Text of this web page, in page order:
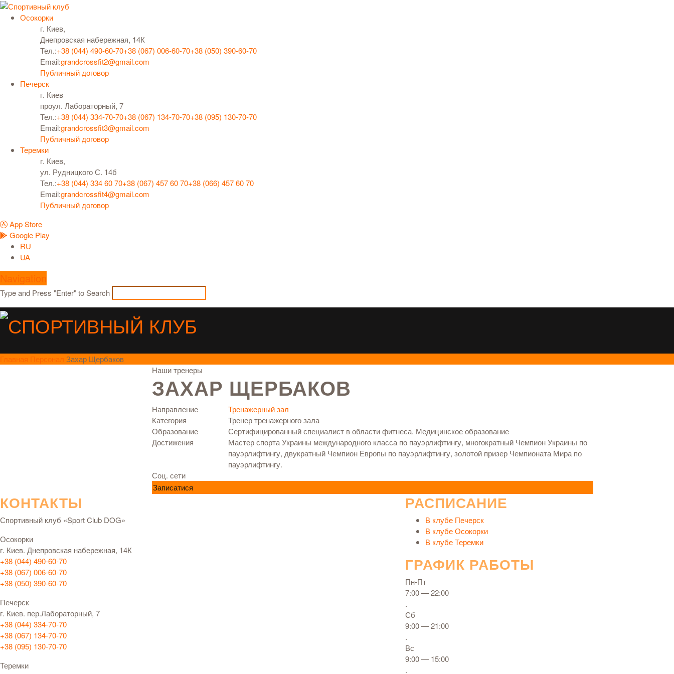
Осокорки
г. Киев,
Днепровская набережная, 14К
Тел.:+38 (044) 490-60-70+38 (067) 006-60-70+38 (050) 390-60-70
Email:grandcrossfit2@gmail.com
Публичный договор
Печерск
г. Киев
проул. Лабораторный, 7
Тел.:+38 (044) 334-70-70+38 (067) 134-70-70+38 (095) 130-70-70
Email:grandcrossfit3@gmail.com
Публичный договор
Теремки
г. Киев,
ул. Рудницкого С. 14б
Тел.:+38 (044) 334 60 70+38 (067) 457 60 70+38 (066) 457 60 70
Email:grandcrossfit4@gmail.com
Публичный договор
App Store
Google Play
RU
UA
Navigation
Type and Press "Enter" to Search
Главная Персонал Захар Щербаков
Наши тренеры
ЗАХАР ЩЕРБАКОВ
Направление
Тренажерный зал
Категория
Тренер тренажерного зала
Образование
Сертифицированный специалист в области фитнеса. Медицинское образование
Достижения
Мастер спорта Украины международного класса по пауэрлифтингу, многократный Чемпион Украины по
пауэрлифтингу, двукратный Чемпион Европы по пауэрлифтингу, золотой призер Чемпионата Мира по
пауэрлифтингу.
Соц. сети
Записатися
КОНТАКТЫ
Спортивный клуб «Sport Club DOG»
Осокорки
г. Киев. Днепровская набережная, 14К
+38 (044) 490-60-70
+38 (067) 006-60-70
+38 (050) 390-60-70
Печерск
г. Киев. пер.Лабораторный, 7
+38 (044) 334-70-70
+38 (067) 134-70-70
+38 (095) 130-70-70
Теремки
РАСПИСАНИЕ
В клубе Печерск
В клубе Осокорки
В клубе Теремки
ГРАФИК РАБОТЫ
Пн-Пт
7:00 — 22:00
.
Сб
9:00 — 21:00
.
Вс
9:00 — 15:00
.